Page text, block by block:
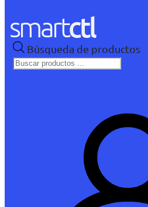
Búsqueda de productos